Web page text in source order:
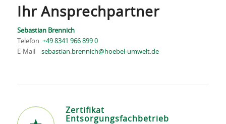
Ihr Ansprechpartner
Sebastian Brennich
Telefon +49 8341 966 899 0
E-Mail sebastian.brennich@hoebel-umwelt.de
Zertifikat
Entsorgungsfachbetrieb